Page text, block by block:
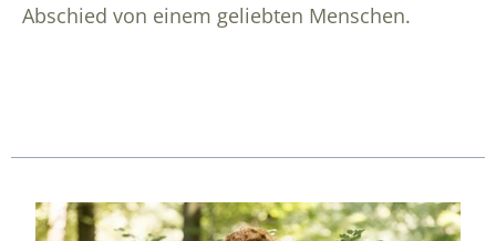
Abschied von einem geliebten Menschen.